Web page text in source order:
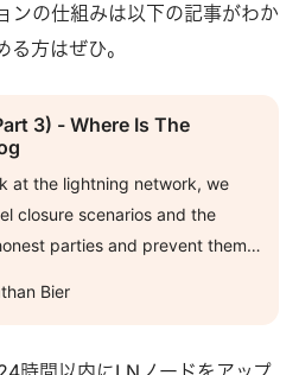
ンの仕組みは以下の記事がわか
る方はぜひ。
3) - Where Is The
at the lightning network, we
closure scenarios and the
parties and prevent them
Bier